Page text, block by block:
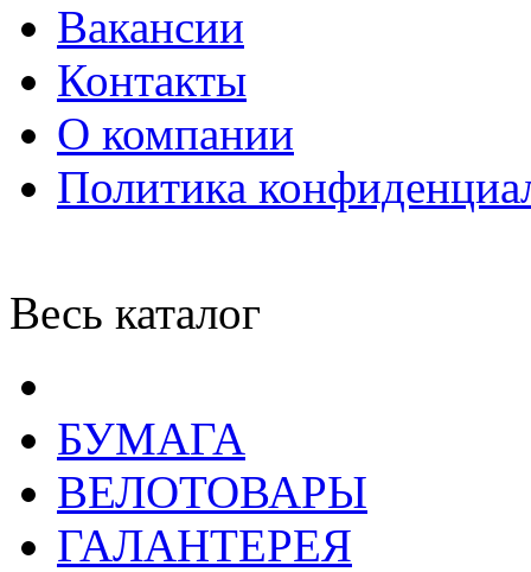
Вакансии
Контакты
О компании
Политика
Весь каталог
БУМАГА
ВЕЛОТОВАРЫ
ГАЛАНТЕРЕЯ